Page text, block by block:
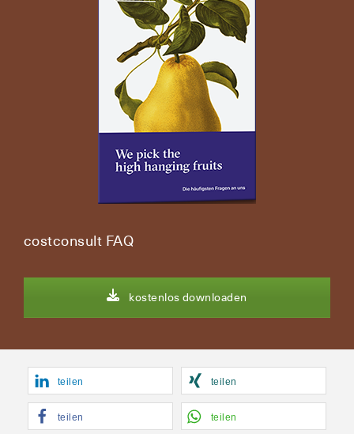
cos­t­con­sult FAQ
kos­ten­los downloaden
tei­len tei­len
tei­len tei­len